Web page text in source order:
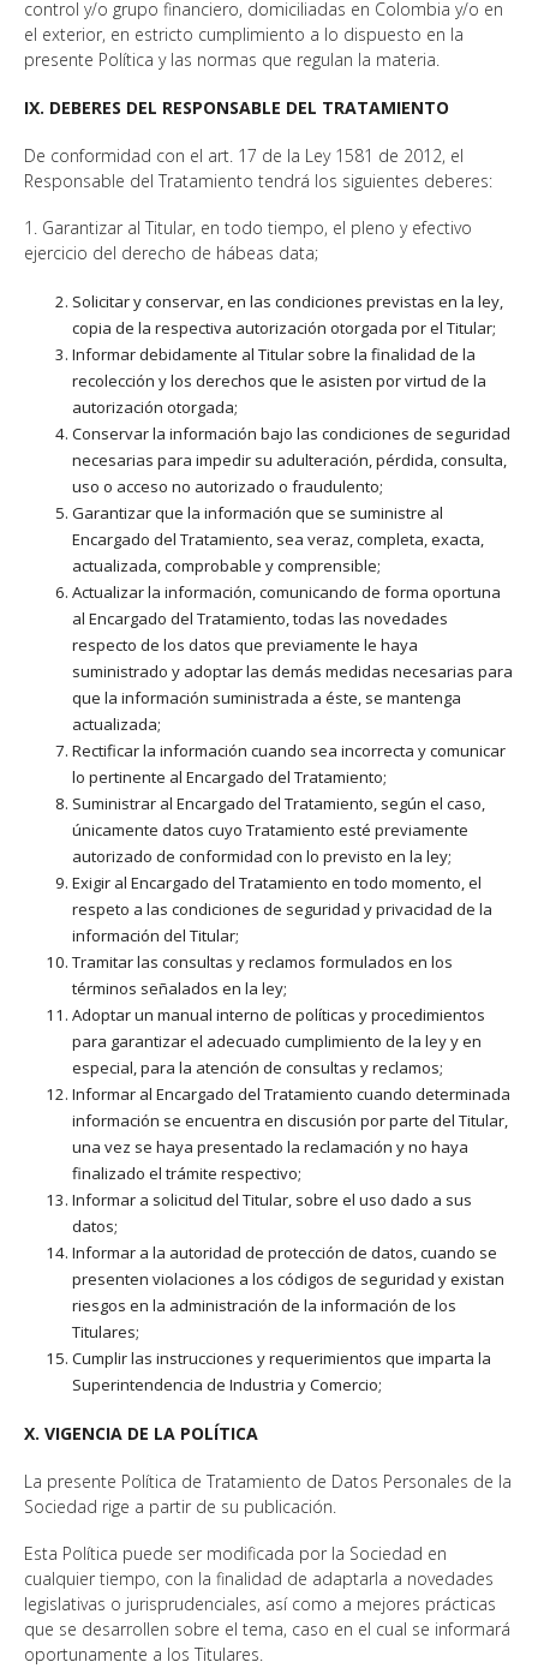
control y/o grupo financiero, domiciliadas en Colombia y/o en
el exterior, en estricto cumplimiento a lo dispuesto en la
presente Política y las normas que regulan la materia.
IX. DEBERES DEL RESPONSABLE DEL TRATAMIENTO
De conformidad con el art. 17 de la Ley 1581 de 2012, el
Responsable del Tratamiento tendrá los siguientes deberes:
1. Garantizar al Titular, en todo tiempo, el pleno y efectivo
ejercicio del derecho de hábeas data;
Solicitar y conservar, en las condiciones previstas en la ley,
copia de la respectiva autorización otorgada por el Titular;
Informar debidamente al Titular sobre la finalidad de la
recolección y los derechos que le asisten por virtud de la
autorización otorgada;
Conservar la información bajo las condiciones de seguridad
necesarias para impedir su adulteración, pérdida, consulta,
uso o acceso no autorizado o fraudulento;
Garantizar que la información que se suministre al
Encargado del Tratamiento, sea veraz, completa, exacta,
actualizada, comprobable y comprensible;
Actualizar la información, comunicando de forma oportuna
al Encargado del Tratamiento, todas las novedades
respecto de los datos que previamente le haya
suministrado y adoptar las demás medidas necesarias para
que la información suministrada a éste, se mantenga
actualizada;
Rectificar la información cuando sea incorrecta y comunicar
lo pertinente al Encargado del Tratamiento;
Suministrar al Encargado del Tratamiento, según el caso,
únicamente datos cuyo Tratamiento esté previamente
autorizado de conformidad con lo previsto en la ley;
Exigir al Encargado del Tratamiento en todo momento, el
respeto a las condiciones de seguridad y privacidad de la
información del Titular;
Tramitar las consultas y reclamos formulados en los
términos señalados en la ley;
Adoptar un manual interno de políticas y procedimientos
para garantizar el adecuado cumplimiento de la ley y en
especial, para la atención de consultas y reclamos;
Informar al Encargado del Tratamiento cuando determinada
información se encuentra en discusión por parte del Titular,
una vez se haya presentado la reclamación y no haya
finalizado el trámite respectivo;
Informar a solicitud del Titular, sobre el uso dado a sus
datos;
Informar a la autoridad de protección de datos, cuando se
presenten violaciones a los códigos de seguridad y existan
riesgos en la administración de la información de los
Titulares;
Cumplir las instrucciones y requerimientos que imparta la
Superintendencia de Industria y Comercio;
X. VIGENCIA DE LA POLÍTICA
La presente Política de Tratamiento de Datos Personales de la
Sociedad rige a partir de su publicación.
Esta Política puede ser modificada por la Sociedad en
cualquier tiempo, con la finalidad de adaptarla a novedades
legislativas o jurisprudenciales, así como a mejores prácticas
que se desarrollen sobre el tema, caso en el cual se informará
oportunamente a los Titulares.